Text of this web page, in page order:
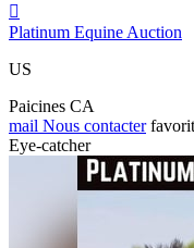

Platinum Equine Auction
US
Paicines CA
mail Nous contacter
Eye-catcher